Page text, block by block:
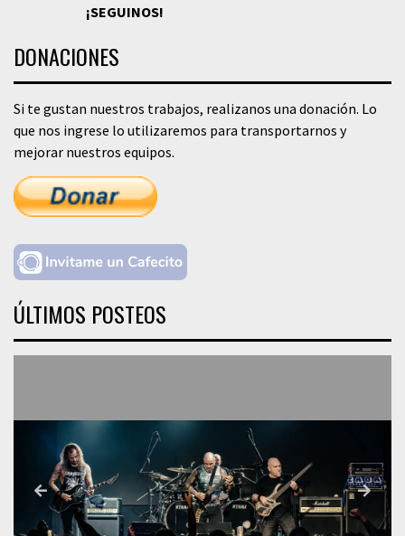
¡SEGUINOS!
DONACIONES
Si te gustan nuestros trabajos, realizanos una donación. Lo
que nos ingrese lo utilizaremos para transportarnos y
mejorar nuestros equipos.
ÚLTIMOS POSTEOS